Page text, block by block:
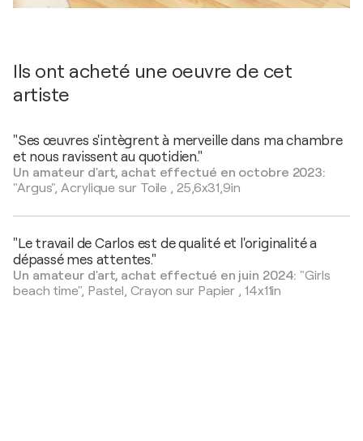
Ils ont acheté une oeuvre de cet
artiste
"Ses œuvres s'intègrent à merveille dans ma chambre
et nous ravissent au quotidien."
Un amateur d'art, achat effectué en octobre 2023:
"Argus",Acrylique sur Toile , 25,6x31,9in
"Le travail de Carlos est de qualité et l'originalité a
dépassé mes attentes."
Un amateur d'art, achat effectué en juin 2024: "Girls
beach time", Pastel, Crayon sur Papier , 14x11in